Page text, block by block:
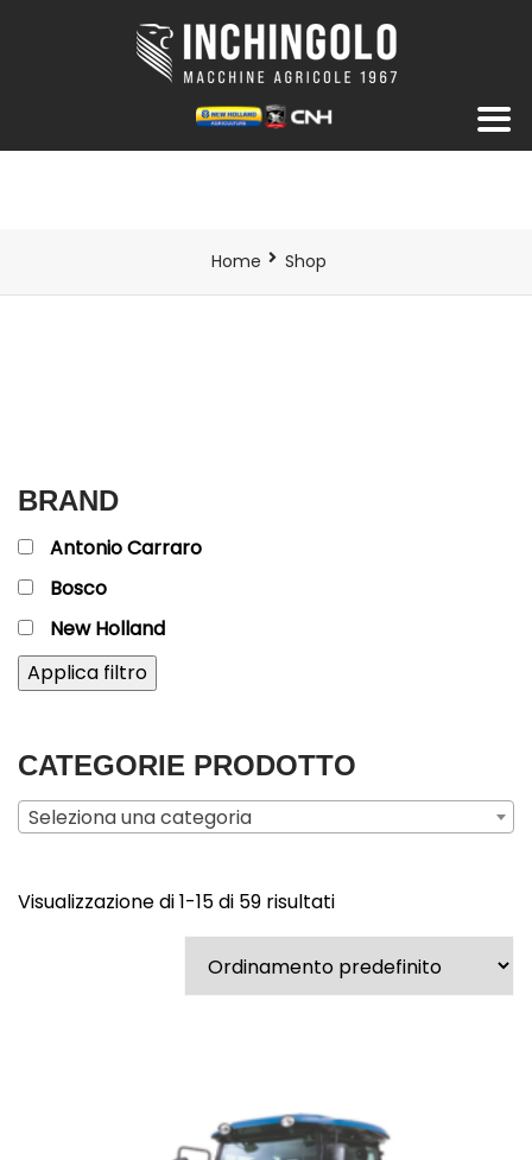
Home Shop
BRAND
Antonio Carraro
Bosco
New Holland
Applica filtro
CATEGORIE PRODOTTO
Seleziona una categoria
Visualizzazione di 1-15 di 59 risultati